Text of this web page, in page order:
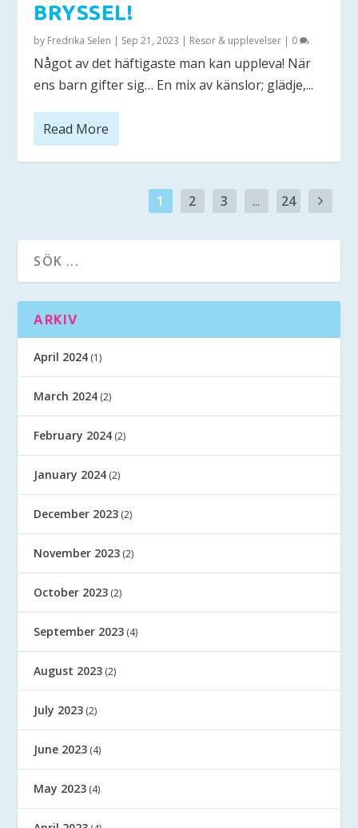
BRYSSEL!
by Fredrika Selen | Sep 21, 2023 | Resor & upplevelser | 0
Något av det häftigaste man kan uppleva! När
ens barn gifter sig… En mix av känslor; glädje,...
Read More
1 2 3 ... 24
ARKIV
April 2024 (1)
March 2024 (2)
February 2024 (2)
January 2024 (2)
December 2023 (2)
November 2023 (2)
October 2023 (2)
September 2023 (4)
August 2023 (2)
July 2023 (2)
June 2023 (4)
May 2023 (4)